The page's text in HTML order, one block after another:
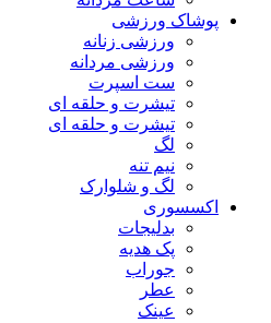
پوشاک ورزشی
ورزشی زنانه
ورزشی مردانه
ست اسپرت
تیشرت و حلقه ای
تیشرت و حلقه ای
لگ
نیم تنه
لگ و شلوارک
اکسسوری
بدلیجات
پک هدیه
جوراب
عطر
عینک